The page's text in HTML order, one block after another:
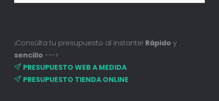
¡Consúlta tu presupuesto al instante! Rápido y
sencillo --->
PRESUPUESTO WEB A MEDIDA
PRESUPUESTO TIENDA ONLINE